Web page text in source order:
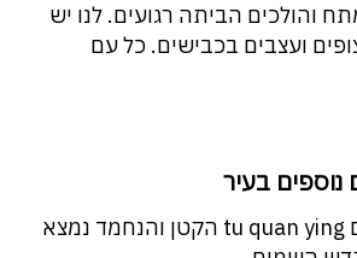
והולכים הביתה רגועים. לנו יש
ועצבים בכבישים. כל עם
נוספים בעיר
שוק הציפורים tu quan ying הקטן והנחמד נמצא